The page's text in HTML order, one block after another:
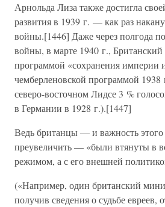
Арнольда Лиза также достигла
развития в 1939 г. — как раз
войны.[1446] Даже через полгода
войны, в марте 1940 г.,
программой «сохранения империи
чемберленовской программой 1938
северо-восточном Лидсе 3 %
в Германии в 1928 г.).[1447]
Ведь британцы — и важность
преувеличить — «были втянуты в
режимом, а с его внешней
(«Например, один британский
получив сведения о судьбе евреев,